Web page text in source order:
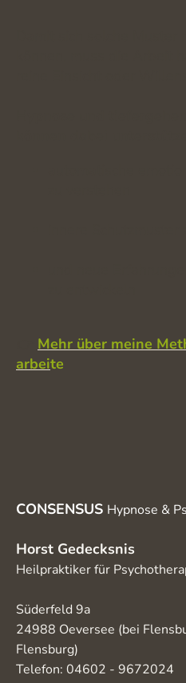
Mehr über meine
arbeite
CONSENSUS Hypnose &
Horst Gedecksnis
Heilpraktiker für
Süderfeld 9a
24988 Oeversee (bei
Flensburg)
Telefon: 04602 - 9672024